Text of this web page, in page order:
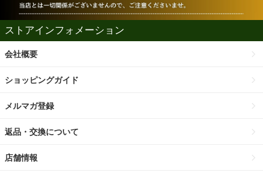
ストアインフォメーション
会社概要
ショッピングガイド
メルマガ登録
返品・交換について
店舗情報